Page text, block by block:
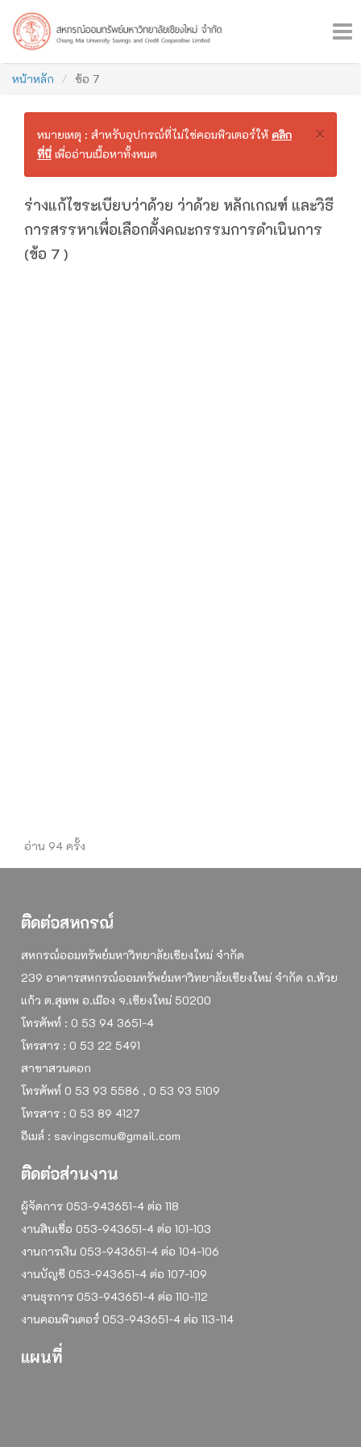
หน้าหลัก ข้อ 7
×
หมายเหตุ : สำหรับอุปกรณ์ที่ไม่ใช่คอมพิวเตอร์ให้ คลิก
ที่นี่ เพื่ออ่านเนื้อหาทั้งหมด
ร่างแก้ไขระเบียบว่าด้วย ว่าด้วย หลักเกณฑ์ และวิธี
การสรรหาเพื่อเลือกตั้งคณะกรรมการดำเนินการ
(ข้อ 7 )
อ่าน 94 ครั้ง
ติดต่อสหกรณ์
สหกรณ์ออมทรัพย์มหาวิทยาลัยเชียงใหม่ จำกัด
239 อาคารสหกรณ์ออมทรัพย์มหาวิทยาลัยเชียงใหม่ จำกัด ถ.ห้วย
แก้ว ต.สุเทพ อ.เมือง จ.เชียงใหม่ 50200
โทรศัพท์ : 0 53 94 3651-4
โทรสาร : 0 53 22 5491
สาขาสวนดอก
โทรศัพท์ 0 53 93 5586 , 0 53 93 5109
โทรสาร : 0 53 89 4127
อีเมล์ : savingscmu@gmail.com
ติดต่อส่วนงาน
ผู้จัดการ 053-943651-4 ต่อ 118
งานสินเชื่อ 053-943651-4 ต่อ 101-103
งานการเงิน 053-943651-4 ต่อ 104-106
งานบัญชี 053-943651-4 ต่อ 107-109
งานธุรการ 053-943651-4 ต่อ 110-112
งานคอมพิวเตอร์ 053-943651-4 ต่อ 113-114
แผนที่